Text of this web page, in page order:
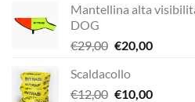
originale
€189,00.
Mantellina alta
DOG
€29,00 Il
originale
era:
€20,00Il
è:
Scaldacollo
€12,00 Il
€10,00Il